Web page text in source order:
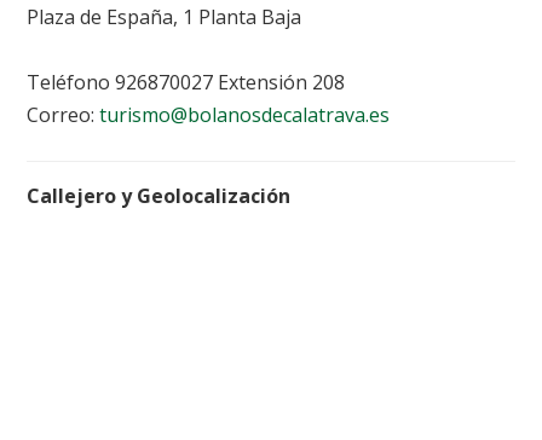
Plaza de España, 1 Planta Baja
Teléfono 926870027 Extensión 208
Correo:turismo@bolanosdecalatrava.es
Callejero y Geolocalización